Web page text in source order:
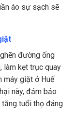
áo sự sạch sẽ
đường ống
làm kẹt trục quay
máy giặt ở Huế
này, đảm bảo
tăng tuổi thọ đáng